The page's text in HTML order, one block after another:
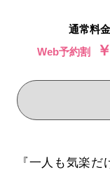
通常料
Web予約割
『一人も気楽